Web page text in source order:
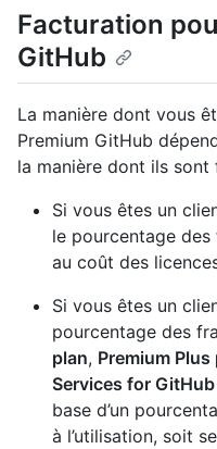
Facturation
GitHub
La manière dont vous
Premium GitHub
la manière dont ils sont
Si vous êtes un
le pourcentage
au coût des
Si vous êtes un
pourcentage des
plan, Premium Plus
Services for
base d’un
à l’utilisation, soit